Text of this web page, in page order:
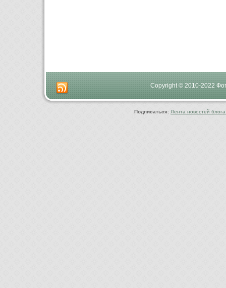
Copyright © 2010-2022
Подписаться: Лента новостей